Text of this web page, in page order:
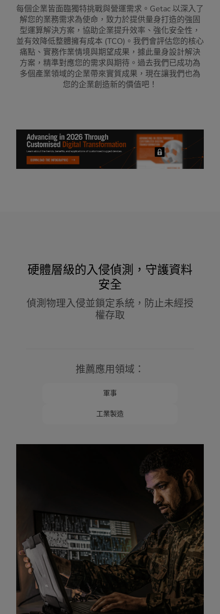
每個企業皆面臨獨特挑戰與營運需求。Getac 以深入了
解您的業務需求為使命，致力於提供量身打造的強固
型運算解決方案，協助企業提升效率、強化安全性，
並有效降低整體擁有成本 (TCO)。我們會評估您的核心
痛點、實務作業情境與期望成果，據此量身設計解決
方案，精準對應您的需求與期待。過去我們已成功為
多個產業領域的企業帶來實質成果，現在讓我們也為
您的企業創造新的價值吧！
硬體層級的入侵偵測，守護資料
安全
偵測物理入侵並鎖定系統，防止未經授
權存取
推薦應用領域：
軍事
工業製造